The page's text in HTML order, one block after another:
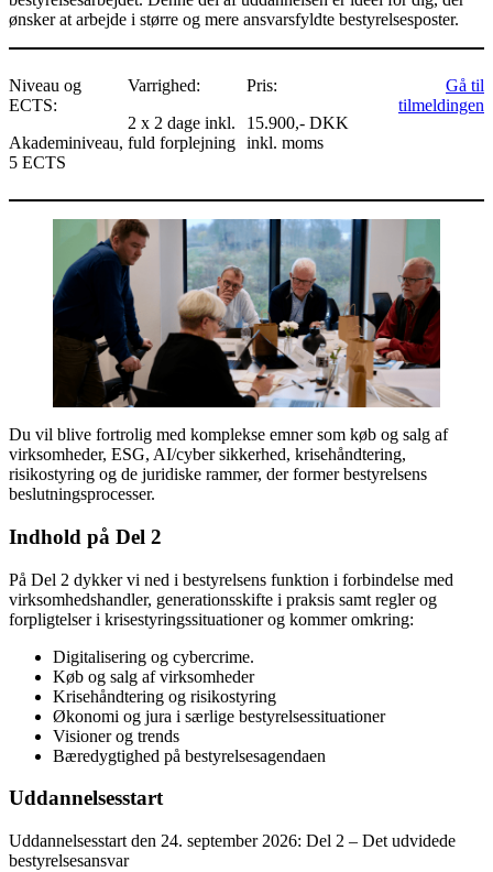
ønsker at arbejde i større og mere ansvarsfyldte bestyrelsesposter.
Niveau og
ECTS:
Akademiniveau,
5 ECTS
Varrighed:
2 x 2 dage inkl.
fuld forplejning
Pris:
15.900,- DKK
inkl. moms
Gå til
tilmeldingen
Du vil blive fortrolig med komplekse emner som køb og salg af
virksomheder, ESG, AI/cyber sikkerhed, krisehåndtering,
risikostyring og de juridiske rammer, der former bestyrelsens
beslutningsprocesser.
Indhold på Del 2
På Del 2 dykker vi ned i bestyrelsens funktion i forbindelse med
virksomhedshandler, generationsskifte i praksis samt regler og
forpligtelser i krisestyringssituationer og kommer omkring:
Digitalisering og cybercrime.
Køb og salg af virksomheder
Krisehåndtering og risikostyring
Økonomi og jura i særlige bestyrelsessituationer
Visioner og trends
Bæredygtighed på bestyrelsesagendaen
Uddannelsesstart
Uddannelsesstart den 24. september 2026: Del 2 – Det udvidede
bestyrelsesansvar